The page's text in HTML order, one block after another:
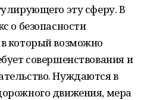
эту сферу. В
о безопасности
который возможно
совершенствования и
Нуждаются в
движения, мера